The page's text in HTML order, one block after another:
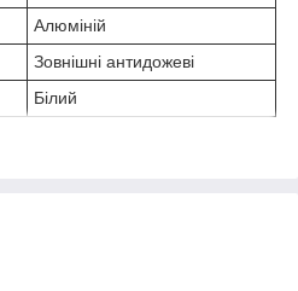
Алюміній
Зовнішні антидожеві
Білий